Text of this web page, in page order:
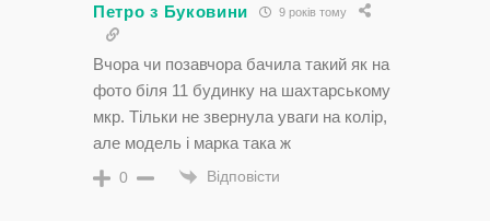
Петро з Буковини 9 років тому
Вчора чи позавчора бачила такий як на
фото біля 11 будинку на шахтарському
мкр. Тільки не звернула уваги на колір,
але модель і марка така ж
0 Відповісти